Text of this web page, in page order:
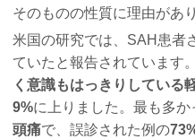
そのものの性質に理由があ
米国の研究では、SAH患者
ていたと報告されています
く意識もはっきりしている
9%に上りました。最も多か
頭痛で、誤診された例の